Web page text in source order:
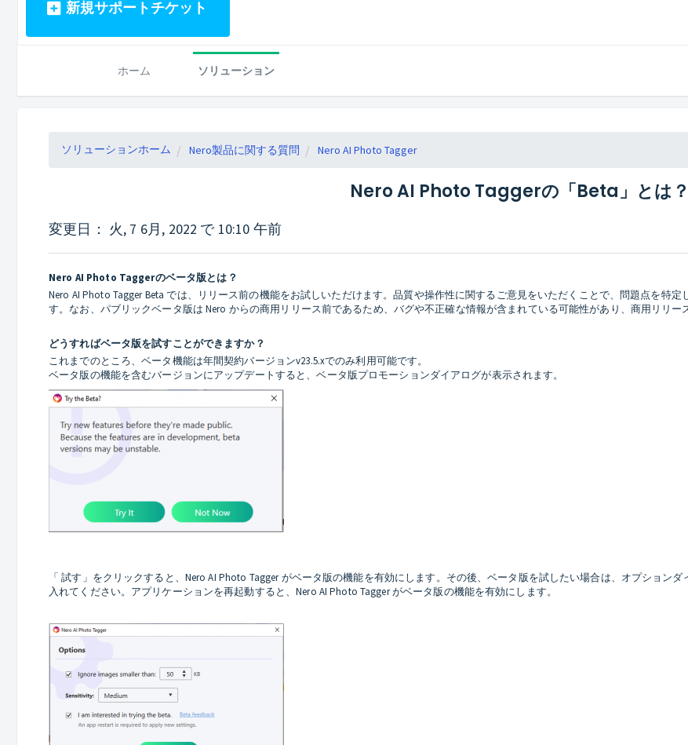
新規サポートチケット
ホーム ソリューション
ソリューションホーム Nero製品に関する質問 Nero AI Photo Tagger
Nero AI Photo Taggerの「Beta」とは？
変更日： 火, 7 6月, 2022 で 10:10 午前
Nero AI Photo Taggerのベータ版とは？
Nero AI Photo Tagger Beta では、リリース前の機能をお試しいただけます。品質や操作性に関するご意見をいただくことで、問題点を特
す。なお、パブリックベータ版は Nero からの商用リリース前であるため、バグや不正確な情報が含まれている可能性があり、商用リリ
どうすればベータ版を試すことができますか？
これまでのところ、ベータ機能は年間契約バージョンv23.5.xでのみ利用可能です。
ベータ版の機能を含むバージョンにアップデートすると、ベータ版プロモーションダイアログが表示されます。
「 試す」をクリックすると、Nero AI Photo Tagger がベータ版の機能を有効にします。その後、ベータ版を試したい場合は、オプション
入れてください。アプリケーションを再起動すると、Nero AI Photo Tagger がベータ版の機能を有効にします。